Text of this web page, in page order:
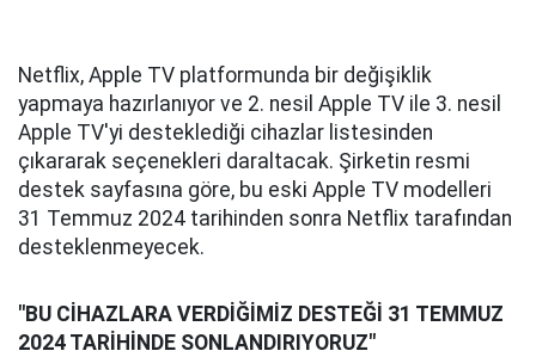
Netflix, Apple TV platformunda bir değişiklik
yapmaya hazırlanıyor ve 2. nesil Apple TV ile 3. nesil
Apple TV'yi desteklediği cihazlar listesinden
çıkararak seçenekleri daraltacak. Şirketin resmi
destek sayfasına göre, bu eski Apple TV modelleri
31 Temmuz 2024 tarihinden sonra Netflix tarafından
desteklenmeyecek.
"BU CİHAZLARA VERDİĞİMİZ DESTEĞİ 31 TEMMUZ
2024 TARİHİNDE SONLANDIRIYORUZ"